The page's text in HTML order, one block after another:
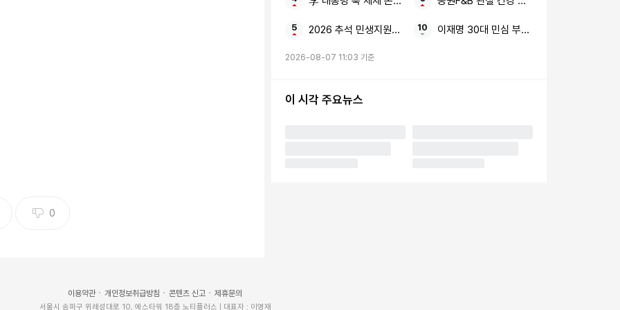
0
2026 추석 민생지원금 최대 50만원 4차 지급일
이재명 30대 민심 부정 평가
2026-08-07 11:03 기준
이 시각 주요뉴스
이용약관 개인정보취급방침 콘텐츠 신고 제휴문의
서울시 송파구 위례성대로 10, 에스타워 18층 노티플러스 | 대표자 : 이영재